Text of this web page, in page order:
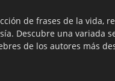
de frases de la vida,
Descubre una variada
de los autores más